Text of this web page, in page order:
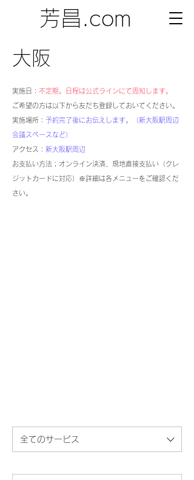
芳昌.com
大阪
実施日： 不定期。日程は公式ラインにて周知します。
​ご希望の方は以下から友だち登録しておいてください。
実施場所： 予約完了後にお伝えします。（新大阪駅周辺
会議スペースなど）
アクセス： 新大阪駅周辺
お支払い方法；オンライン決済、現地直接支払い（クレ
ジットカードに対応）※詳細は各メニューをご確認くだ
さい。
全てのサービス